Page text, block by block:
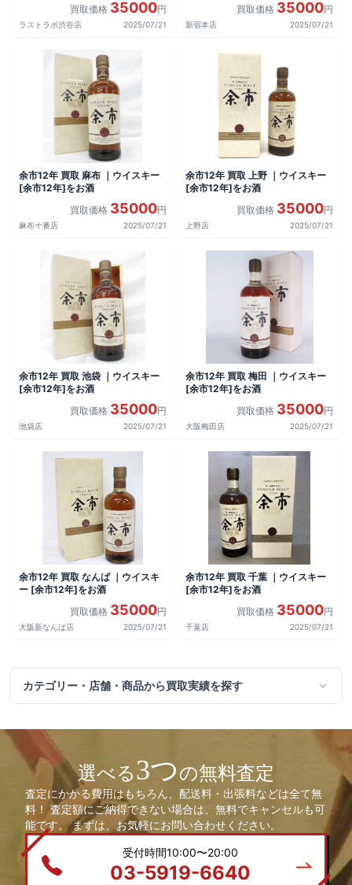
買取価格 35000円
ラストラボ渋谷店 2025/07/21
買取価格 35000円
新宿本店 2025/07/21
余市12年 買取 麻布 ｜ウイスキー
[余市12年]をお酒
買取価格 35000円
麻布十番店 2025/07/21
余市12年 買取 上野 ｜ウイスキー
[余市12年]をお酒
買取価格 35000円
上野店 2025/07/21
余市12年 買取 池袋 ｜ウイスキー
[余市12年]をお酒
買取価格 35000円
池袋店 2025/07/21
余市12年 買取 梅田 ｜ウイスキー
[余市12年]をお酒
買取価格 35000円
大阪梅田店 2025/07/21
余市12年 買取 なんば ｜ウイスキ
ー [余市12年]をお酒
買取価格 35000円
大阪新なんば店 2025/07/21
余市12年 買取 千葉 ｜ウイスキー
[余市12年]をお酒
買取価格 35000円
千葉店 2025/07/21
カテゴリー・店舗・商品から買取実績を探す
選べる3つの無料査定
査定にかかる費用はもちろん、配送料・出張料などは全て無
料！ 査定額にご納得できない場合は、無料でキャンセルも可
能です。 まずは、お気軽にお問い合わせください。
受付時間10:00〜20:00
03-5919-6640